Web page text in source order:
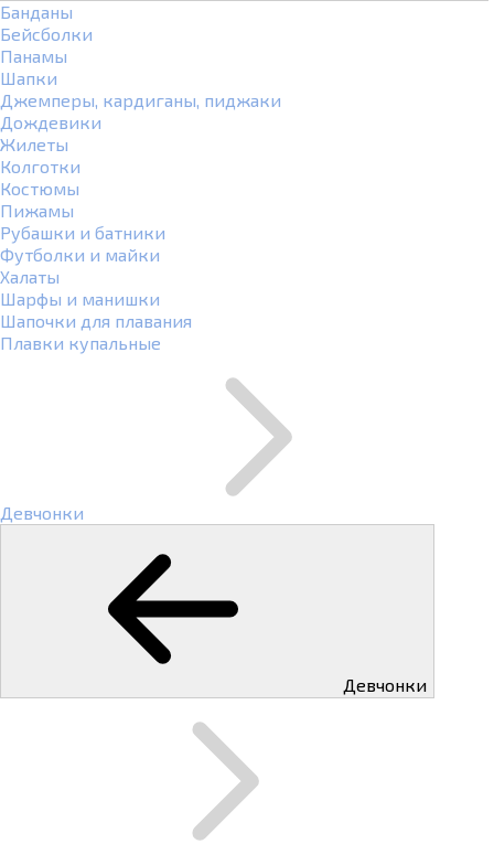
Банданы
Бейсболки
Панамы
Шапки
Джемперы, кардиганы, пиджаки
Дождевики
Жилеты
Колготки
Костюмы
Пижамы
Рубашки и батники
Футболки и майки
Халаты
Шарфы и манишки
Шапочки для плавания
Плавки купальные
Девчонки
Девчонки